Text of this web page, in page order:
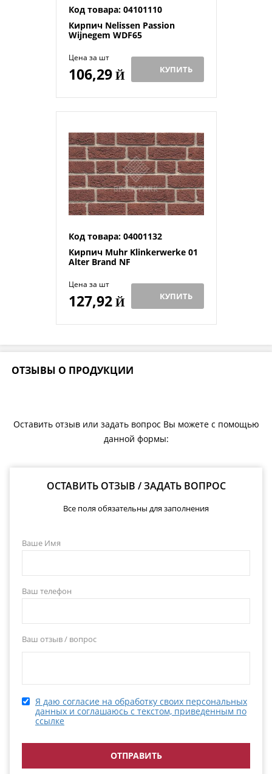
Код товара: 04101110
Кирпич Nelissen Passion
Wijnegem WDF65
Цена за шт
106,29Й КУПИТЬ
Код товара: 04001132
Кирпич Muhr Klinkerwerke 01
Alter Brand NF
Цена за шт
127,92Й КУПИТЬ
ОТЗЫВЫ О ПРОДУКЦИИ
Оставить отзыв или задать вопрос Вы можете с помощью
данной формы:
ОСТАВИТЬ ОТЗЫВ / ЗАДАТЬ ВОПРОС
Все поля обязательны для заполнения
Ваше Имя
Ваш телефон
Ваш отзыв / вопрос
Я даю согласие на обработку своих персональных
данных и соглашаюсь с текстом, приведенным по
ссылке